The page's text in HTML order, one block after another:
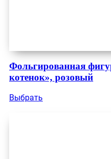
Фольгированная
котенок», розовый
Выбрать